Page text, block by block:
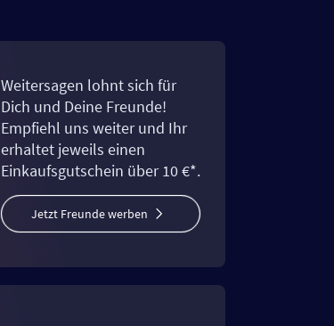
Weitersagen lohnt sich für
Dich und Deine Freunde!
Empfiehl uns weiter und Ihr
erhaltet jeweils einen
Einkaufsgutschein über 10 €*.
Jetzt Freunde werben